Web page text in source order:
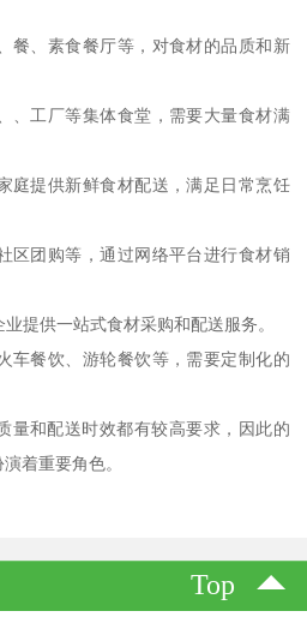
餐、素食餐厅等，对食材的品质和新
、工厂等集体食堂，需要大量食材满
庭提供新鲜食材配送，满足日常烹饪
区团购等，通过网络平台进行食材销
提供一站式食材采购和配送服务。
车餐饮、游轮餐饮等，需要定制化的
量和配送时效都有较高要求，因此的
着重要角色。
Top